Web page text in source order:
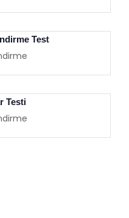
Test
Testi